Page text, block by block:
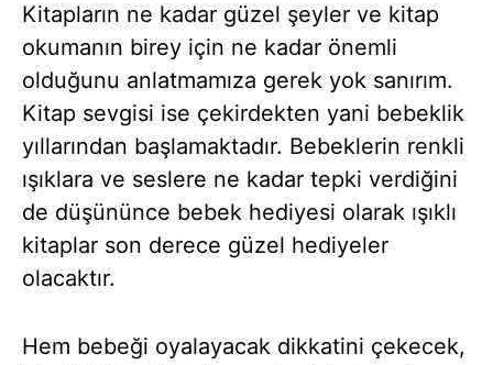
Kitapların ne kadar güzel şeyler ve kitap
okumanın birey için ne kadar önemli
olduğunu anlatmamıza gerek yok sanırım.
Kitap sevgisi ise çekirdekten yani bebeklik
yıllarından başlamaktadır. Bebeklerin renkli
ışıklara ve seslere ne kadar tepki verdiğini
de düşününce bebek hediyesi olarak ışıklı
kitaplar son derece güzel hediyeler
olacaktır.
Hem bebeği oyalayacak dikkatini çekecek,